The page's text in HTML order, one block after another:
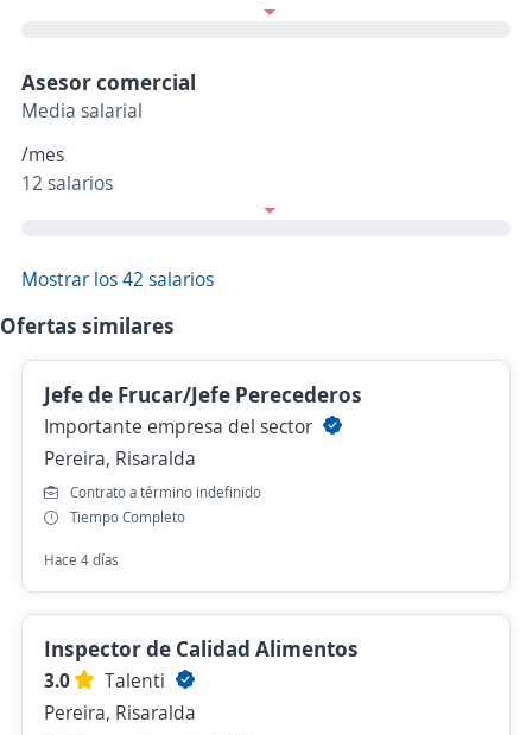
Asesor comercial
Media salarial
/mes
12 salarios
Mostrar los 42 salarios
Ofertas similares
Jefe de Frucar/Jefe Perecederos
Importante empresa del sector
Pereira, Risaralda
Contrato a término indefinido
Tiempo Completo
Hace 4 días
Inspector de Calidad Alimentos
3.0
Talenti
Pereira, Risaralda